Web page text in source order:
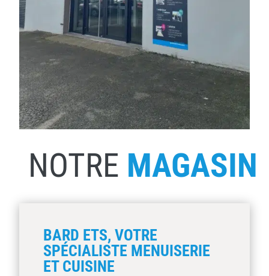
NOTRE MAGASIN
BARD ETS, VOTRE
SPÉCIALISTE MENUISERIE
ET CUISINE